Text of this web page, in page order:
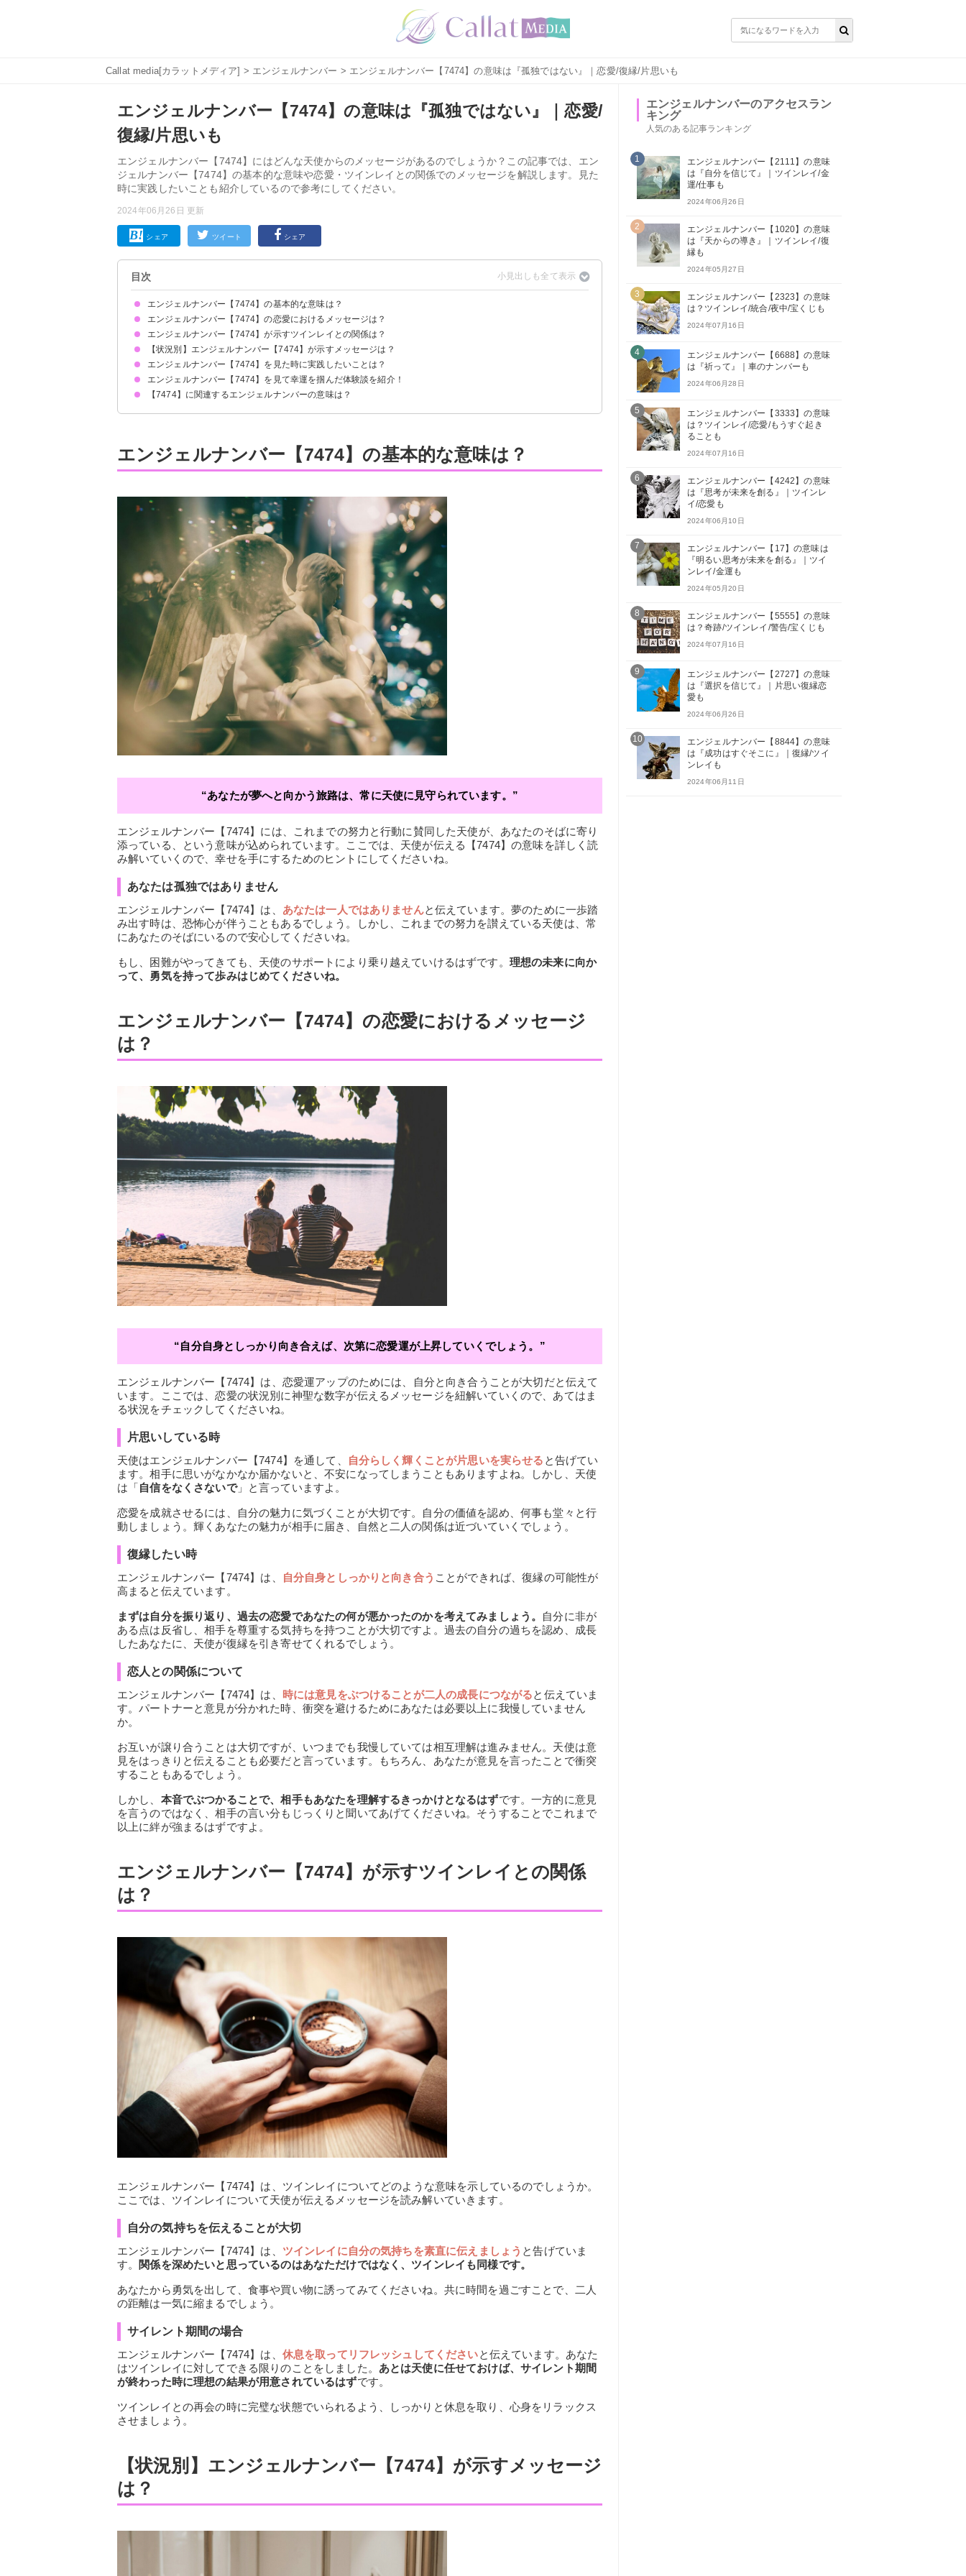
Callat media[カラットメディア] > エンジェルナンバー > エンジェルナンバー【7474】の意味は『孤独ではない』｜恋愛/復縁/片思いも
エンジェルナンバー【7474】の意味は『孤独ではない』｜恋愛/
復縁/片思いも
エンジェルナンバー【7474】にはどんな天使からのメッセージがあるのでしょうか？この記事では、エン
ジェルナンバー【7474】の基本的な意味や恋愛・ツインレイとの関係でのメッセージを解説します。見た
時に実践したいことも紹介しているので参考にしてください。
2024年06月26日 更新
シェア ツイート シェア
目次
エンジェルナンバー【7474】の基本的な意味は？
あなたは孤独ではありません
エンジェルナンバー【7474】の恋愛におけるメッセージは？
片思いしている時
復縁したい時
恋人との関係について
エンジェルナンバー【7474】が示すツインレイとの関係は？
自分の気持ちを伝えることが大切
サイレント期間の場合
【状況別】エンジェルナンバー【7474】が示すメッセージは？
何度も【7474】を見る場合
エンジェルナンバー【7474】を見た時に実践したいことは？
家族や仲間と過ごす
天使に感謝を伝える
エンジェルナンバー【7474】を見て幸運を掴んだ体験談を紹介！
恋人との信頼関係が深まった
充実した生活を送れるようになった
ライフワークバランスが改善した
【7474】に関連するエンジェルナンバーの意味は？
エンジェルナンバー【7474】の基本的な意味は？
“あなたが夢へと向かう旅路は、常に天使に見守られています。”
エンジェルナンバー【7474】には、これまでの努力と行動に賛同した天使が、あなたのそばに寄り
添っている、という意味が込められています。ここでは、天使が伝える【7474】の意味を詳しく読
み解いていくので、幸せを手にするためのヒントにしてくださいね。
あなたは孤独ではありません
エンジェルナンバー【7474】は、 あなたは一人ではありませんと伝えています。夢のために一歩踏
み出す時は、恐怖心が伴うこともあるでしょう。しかし、これまでの努力を讃えている天使は、常
にあなたのそばにいるので安心してくださいね。
もし、困難がやってきても、天使のサポートにより乗り越えていけるはずです。 理想の未来に向か
って、勇気を持って歩みはじめてくださいね。
エンジェルナンバー【7474】の恋愛におけるメッセージ
は？
“自分自身としっかり向き合えば、次第に恋愛運が上昇していくでしょう。”
エンジェルナンバー【7474】は、恋愛運アップのためには、自分と向き合うことが大切だと伝えて
います。ここでは、恋愛の状況別に神聖な数字が伝えるメッセージを紐解いていくので、あてはま
る状況をチェックしてくださいね。
片思いしている時
天使はエンジェルナンバー【7474】を通して、
自分らしく輝くことが片思いを実らせる と告げてい
ます。相手に思いがなかなか届かないと、不安になってしまうこともありますよね。しかし、天使
は「 自信をなくさないで」と言っていますよ。
恋愛を成就させるには、自分の魅力に気づくことが大切です。自分の価値を認め、何事も堂々と行
動しましょう。輝くあなたの魅力が相手に届き、自然と二人の関係は近づいていくでしょう。
復縁したい時
エンジェルナンバー【7474】は、
自分自身としっかりと向き合う ことができれば、復縁の可能性が
高まると伝えています。
まずは自分を振り返り、過去の恋愛であなたの何が悪かったのかを考えてみましょう。
自分に非が
ある点は反省し、相手を尊重する気持ちを持つことが大切ですよ。過去の自分の過ちを認め、成長
したあなたに、天使が復縁を引き寄せてくれるでしょう。
恋人との関係について
エンジェルナンバー【7474】は、 時には意見をぶつけることが二人の成長につながると伝えていま
す。パートナーと意見が分かれた時、衝突を避けるためにあなたは必要以上に我慢していません
か。
お互いが譲り合うことは大切ですが、いつまでも我慢していては相互理解は進みません。天使は意
見をはっきりと伝えることも必要だと言っています。もちろん、あなたが意見を言ったことで衝突
することもあるでしょう。
しかし、 本音でぶつかることで、相手もあなたを理解するきっかけとなるはずです。一方的に意見
を言うのではなく、相手の言い分もじっくりと聞いてあげてくださいね。そうすることでこれまで
以上に絆が強まるはずですよ。
エンジェルナンバー【7474】が示すツインレイとの関係
は？
エンジェルナンバー【7474】は、ツインレイについてどのような意味を示しているのでしょうか。
ここでは、ツインレイについて天使が伝えるメッセージを読み解いていきます。
自分の気持ちを伝えることが大切
エンジェルナンバー【7474】は、 ツインレイに自分の気持ちを素直に伝えましょう と告げていま
す。 関係を深めたいと思っているのはあなただけではなく、ツインレイも同様です。
あなたから勇気を出して、食事や買い物に誘ってみてくださいね。共に時間を過ごすことで、二人
の距離は一気に縮まるでしょう。
サイレント期間の場合
エンジェルナンバー【7474】は、 休息を取ってリフレッシュしてくださいと伝えています。あなた
はツインレイに対してできる限りのことをしました。 あとは天使に任せておけば、サイレント期間
が終わった時に理想の結果が用意されているはずです。
ツインレイとの再会の時に完璧な状態でいられるよう、しっかりと休息を取り、心身をリラックス
させましょう。
【状況別】エンジェルナンバー【7474】が示すメッセージ
は？
エンジェルナンバーのアクセスラン
キング
人気のある記事ランキング
1
エンジェルナンバー【2111】の意味
は『自分を信じて』｜ツインレイ/金
運/仕事も
2024年06月26日
2
エンジェルナンバー【1020】の意味
は『天からの導き』｜ツインレイ/復
縁も
2024年05月27日
3
エンジェルナンバー【2323】の意味
は？ツインレイ/統合/夜中/宝くじも
2024年07月16日
4
エンジェルナンバー【6688】の意味
は『祈って』｜車のナンバーも
2024年06月28日
5
エンジェルナンバー【3333】の意味
は？ツインレイ/恋愛/もうすぐ起き
ることも
2024年07月16日
6
エンジェルナンバー【4242】の意味
は『思考が未来を創る』｜ツインレ
イ/恋愛も
2024年06月10日
7
エンジェルナンバー【17】の意味は
『明るい思考が未来を創る』｜ツイ
ンレイ/金運も
2024年05月20日
8
エンジェルナンバー【5555】の意味
は？奇跡/ツインレイ/警告/宝くじも
2024年07月16日
9
エンジェルナンバー【2727】の意味
は『選択を信じて』｜片思い復縁恋
愛も
2024年06月26日
10
エンジェルナンバー【8844】の意味
は『成功はすぐそこに』｜復縁/ツイ
ンレイも
2024年06月11日